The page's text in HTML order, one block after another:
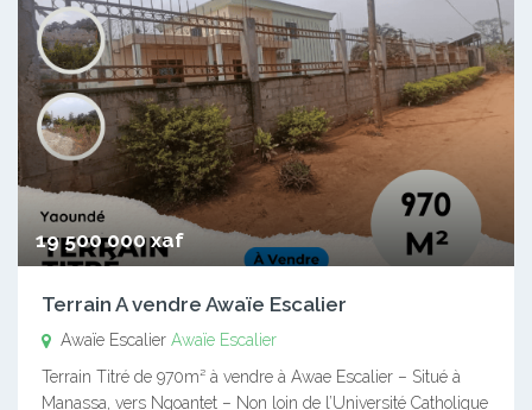
19 500 000 xaf
Terrain A vendre Awaïe Escalier
Awaïe Escalier Awaïe Escalier
Terrain Titré de 970m² à vendre à Awae Escalier – Situé à
Manassa, vers Ngoantet – Non loin de l’Université Catholique